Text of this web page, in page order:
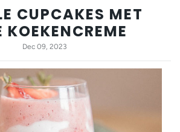
CUPCAKES MET
KOEKENCREME
Dec 09, 2023